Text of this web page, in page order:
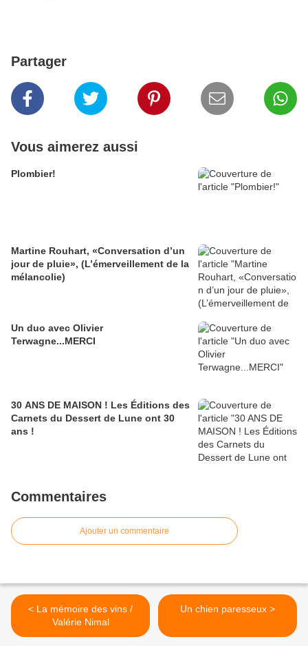
Partager
Vous aimerez aussi
Plombier!
Martine Rouhart, «Conversation d’un
jour de pluie», (L’émerveillement de la
mélancolie)
Un duo avec Olivier
Terwagne...MERCI
30 ANS DE MAISON ! Les Éditions des
Carnets du Dessert de Lune ont 30
ans !
Commentaires
Ajouter un commentaire
< La mémoire des vins /
Valérie Nimal
Un chien paresseux >